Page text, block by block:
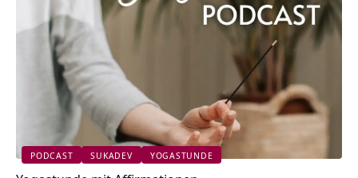
PODCAST SUKADEV YOGASTUNDE